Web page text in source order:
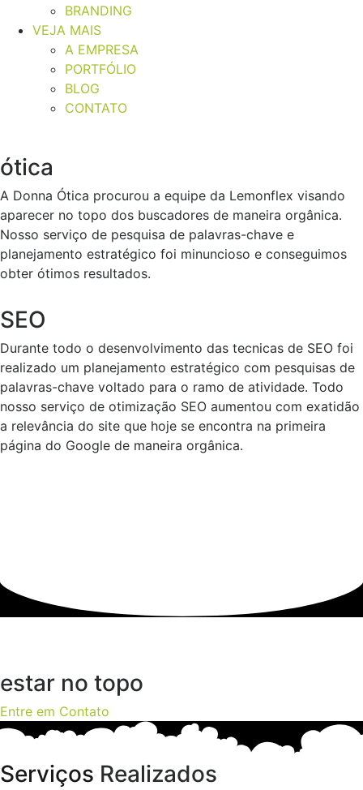
BRANDING
VEJA MAIS
A EMPRESA
PORTFÓLIO
BLOG
CONTATO
ótica
A Donna Ótica procurou a equipe da Lemonflex visando
aparecer no topo dos buscadores de maneira orgânica.
Nosso serviço de pesquisa de palavras-chave e
planejamento estratégico foi minuncioso e conseguimos
obter ótimos resultados.
SEO
Durante todo o desenvolvimento das tecnicas de SEO foi
realizado um planejamento estratégico com pesquisas de
palavras-chave voltado para o ramo de atividade. Todo
nosso serviço de otimização SEO aumentou com exatidão
a relevância do site que hoje se encontra na primeira
página do Google de maneira orgânica.
estar no topo
Entre em Contato
Serviços Realizados